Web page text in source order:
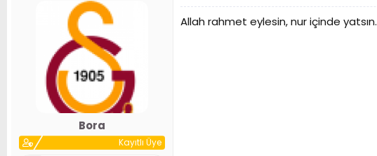
Bora
Kayıtlı Üye
Allah rahmet eylesin, nur içinde yatsın.